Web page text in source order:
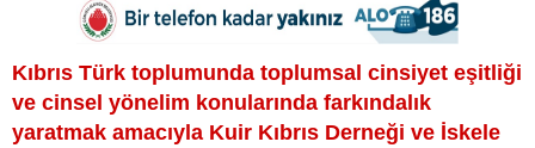
Kıbrıs Türk toplumunda toplumsal cinsiyet eşitliği
ve cinsel yönelim konularında farkındalık
yaratmak amacıyla Kuir Kıbrıs Derneği ve İskele